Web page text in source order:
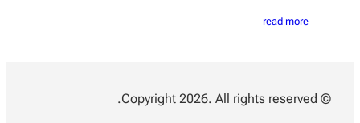
read more
© Copyright 2026. All rights reserved.